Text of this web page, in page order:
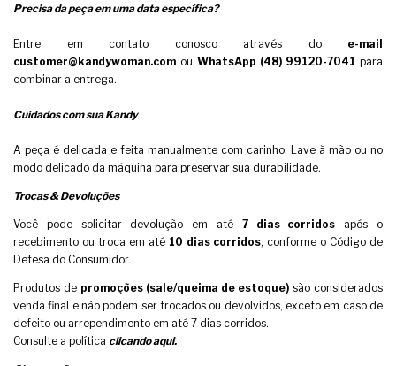
Precisa da peça em uma data específica?
Entre em contato conosco através do e-mail
customer@kandywoman.com ou WhatsApp (48) 99120-7041 para
combinar a entrega.
Cuidados com sua Kandy
A peça é delicada e feita manualmente com carinho. Lave à mão ou no
modo delicado da máquina para preservar sua durabilidade.
Trocas & Devoluções
Você pode solicitar devolução em até 7 dias corridos após o
recebimento ou troca em até 10 dias corridos, conforme o Código de
Defesa do Consumidor.
Produtos de promoções (sale/queima de estoque) são considerados
venda final e não podem ser trocados ou devolvidos, exceto em caso de
defeito ou arrependimento em até 7 dias corridos.
Consulte a política clicando aqui.